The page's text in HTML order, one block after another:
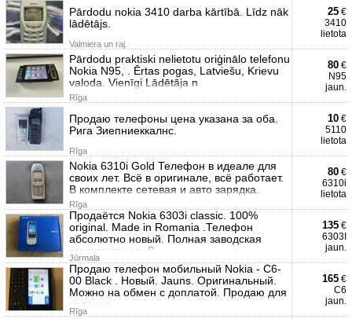
Pārdodu nokia 3410 darba kārtībā. Līdz nāk
lādētājs.
Valmiera un raj.
25 €
3410
lietota
Pārdodu praktiski nelietotu oriģinālo telefonu
Nokia N95, . Ērtas pogas, Latviešu, Krievu
valoda. Vienīgi Lādētāja n
Rīga
80 €
N95
jaun.
Продаю телефоны цена указана за оба.
Рига Зиепниеккалнс.
Rīga
10 €
5110
lietota
Nokia 6310i Gold Телефон в идеале для
своих лет. Всё в оригинале, всё работает.
В комплекте сетевая и авто зарядка.
Rīga
80 €
6310i
lietota
Продаётся Nokia 6303i classic. 100%
original. Made in Romania .Телефон
абсолютно новый. Полная заводская
комплектация. В
Jūrmala
135 €
6303I
jaun.
Продаю телефон мобильный Nokia - C6-
00 Black . Новый. Jauns. Оригинальный.
Можно на обмен с доплатой. Продаю для
колекци
Rīga
165 €
C6
jaun.